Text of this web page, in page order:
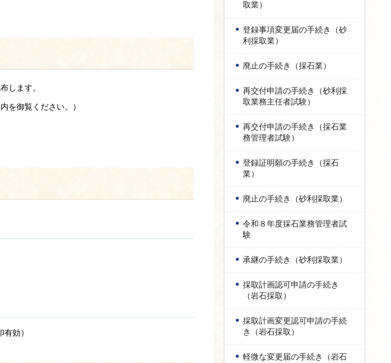
します。
を御覧ください。）
効）
取業）
登録事項変更届の手続き（砂
利採取業）
廃止の手続き（採石業）
再交付申請の手続き（砂利採
取業務主任者試験）
再交付申請の手続き（採石業
務管理者試験）
登録証明願の手続き（採石
業）
廃止の手続き（砂利採取業）
令和８年度採石業務管理者試
験
承継の手続き（砂利採取業）
採取計画認可申請の手続き
（岩石採取）
採取計画変更認可申請の手続
き（岩石採取）
軽微な変更届の手続き（岩石